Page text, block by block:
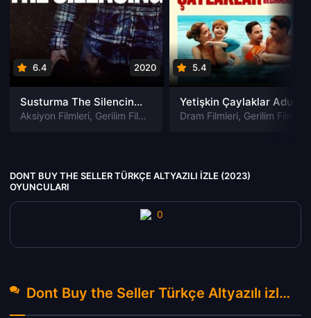
6.4 2020
Susturma The Silencing izle
Aksiyon Filmleri, Gerilim Filmleri Gizem Filmleri,Suç Filmleri
5.4
Dram Filmleri, Gerilim Filmleri
DONT BUY THE SELLER TÜRKÇE ALTYAZILI IZLE (2023)
OYUNCULARI
Dont Buy the Seller Türkçe Altyazılı izle (2023) Hakkında Yorumlar